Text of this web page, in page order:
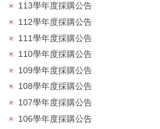
113學年度採購公告
112學年度採購公告
111學年度採購公告
110學年度採購公告
109學年度採購公告
108學年度採購公告
107學年度採購公告
106學年度採購公告